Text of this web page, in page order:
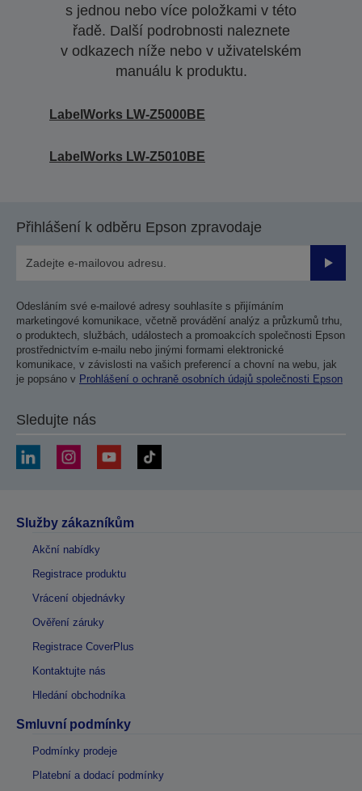
s jednou nebo více položkami v této
řadě. Další podrobnosti naleznete
v odkazech níže nebo v uživatelském
manuálu k produktu.
LabelWorks LW-Z5000BE
LabelWorks LW-Z5010BE
Přihlášení k odběru Epson zpravodaje
Odesláním své e-mailové adresy souhlasíte s přijímáním
marketingové komunikace, včetně provádění analýz a průzkumů trhu,
o produktech, službách, událostech a promoakcích společnosti Epson
prostřednictvím e-mailu nebo jinými formami elektronické
komunikace, v závislosti na vašich preferencí a chovní na webu, jak
je popsáno v Prohlášení o ochraně osobních údajů společnosti Epson
Sledujte nás
Služby zákazníkům
Akční nabídky
Registrace produktu
Vrácení objednávky
Ověření záruky
Registrace CoverPlus
Kontaktujte nás
Hledání obchodníka
Smluvní podmínky
Podmínky prodeje
Platební a dodací podmínky